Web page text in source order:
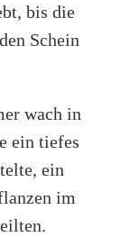
bis die
Schein
wach in
ein tiefes
ein
im